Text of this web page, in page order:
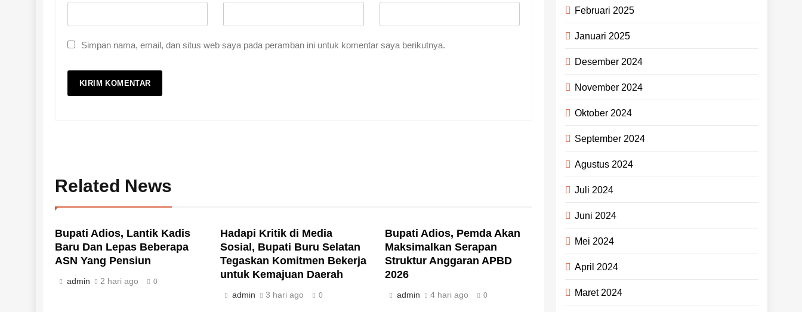
Simpan nama, email, dan situs web saya pada peramban ini untuk komentar saya berikutnya.
Related News
Bupati Adios, Lantik Kadis
Baru Dan Lepas Beberapa
ASN Yang Pensiun
admin 2 hari ago 0
Hadapi Kritik di Media
Sosial, Bupati Buru Selatan
Tegaskan Komitmen Bekerja
untuk Kemajuan Daerah
admin 3 hari ago 0
Bupati Adios, Pemda Akan
Maksimalkan Serapan
Struktur Anggaran APBD
2026
admin 4 hari ago 0
Februari 2025
Januari 2025
Desember 2024
November 2024
Oktober 2024
September 2024
Agustus 2024
Juli 2024
Juni 2024
Mei 2024
April 2024
Maret 2024